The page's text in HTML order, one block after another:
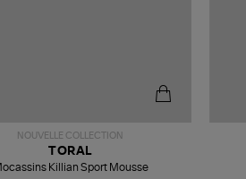
NOUVELLE COLLECTION
TORAL
Killian Sport Mousse